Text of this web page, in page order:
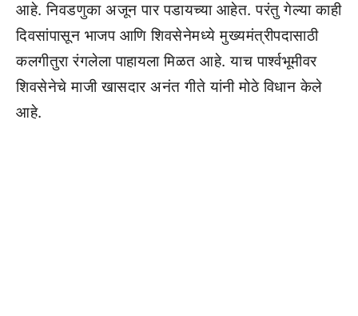
आहे. निवडणुका अजून पार पडायच्या आहेत. परंतु गेल्या काही
दिवसांपासून भाजप आणि शिवसेनेमध्ये मुख्यमंत्रीपदासाठी
कलगीतुरा रंगलेला पाहायला मिळत आहे. याच पार्श्वभूमीवर
शिवसेनेचे माजी खासदार अनंत गीते यांनी मोठे विधान केले
आहे.